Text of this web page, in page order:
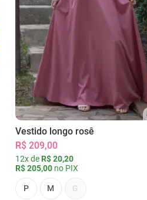
Vestido longo rosê
R$ 209,00
12x de R$ 20,20
R$ 205,00no PIX
P M G